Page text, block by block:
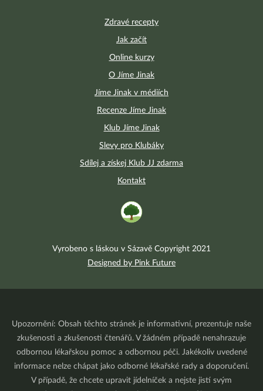
Zdravé recepty
Jak začít
Online kurzy
O Jíme Jinak
Jíme Jinak v médiích
Recenze Jíme Jinak
Klub Jíme Jinak
Slevy pro Klubáky
Sdílej a získej Klub JJ zdarma
Kontakt
Vyrobeno s láskou v Sázavě Copyright 2021
Designed by Pink Future
Upozornění: Obsah těchto stránek je informativní, prezentuje naše
zkušenosti a zkušenosti čtenářů. V žádném případě nenahrazuje
odbornou lékařskou pomoc a odbornou péči. Jakékoliv uvedené
informace nelze chápat jako odborné lékařské rady a doporučení.
V případě, že chcete upravit jídelníček a nejste jistí svým